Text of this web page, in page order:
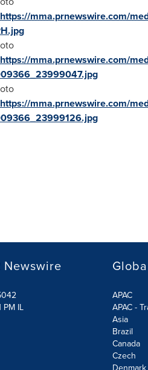
https://mma.prnewswire.com/
https://mma.prnewswire.com/
https://mma.prnewswire.com/
Newswire
PM IL
APAC
APAC -
Asia
Brazil
Canada
Czech